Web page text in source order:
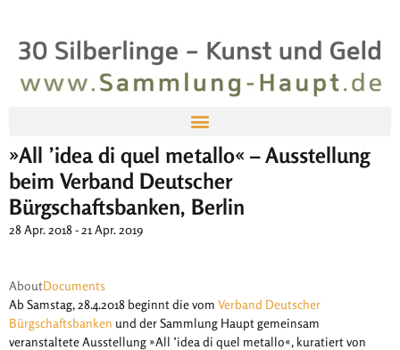
»All ’idea di quel metallo« – Ausstellung
beim Verband Deutscher
Bürgschaftsbanken, Berlin
28 Apr. 2018 - 21 Apr. 2019
AboutDocuments
Ab Samstag, 28.4.2018 beginnt die vom Verband Deutscher
Bürgschaftsbanken und der Sammlung Haupt gemeinsam
veranstaltete Ausstellung »All ’idea di quel metallo«, kuratiert von